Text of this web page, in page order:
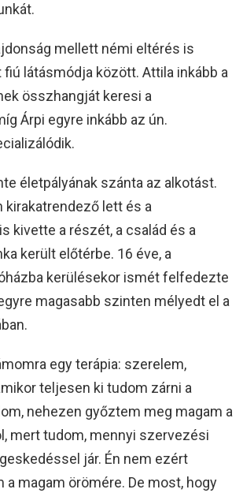
mellett némi eltérés is
látásmódja között. Attila inkább a
összhangját keresi a
Árpi egyre inkább az ún.
életpályának szánta az alkotást.
kirakatrendező lett és a
kivette a részét, a család és a
került előtérbe. 16 éve, a
kerülésekor ismét felfedezte
magasabb szinten mélyedt el a
egy terápia: szerelem,
teljesen ki tudom zárni a
nehezen győztem meg magam a
mert tudom, mennyi szervezési
jár. Én nem ezért
a magam örömére. De most, hogy